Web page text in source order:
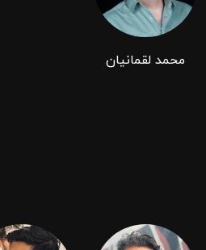
محمد لقمانیان